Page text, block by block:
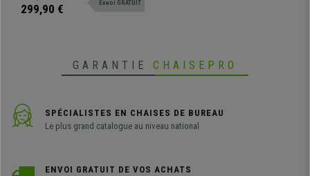
car pivotante à 360º. Disponible
299,90 € Envoi GRATUIT
GARANTIE CHAISEPRO
SPÉCIALISTES EN CHAISES DE BUREAU
Le plus grand catalogue au niveau national
ENVOI GRATUIT DE VOS ACHATS